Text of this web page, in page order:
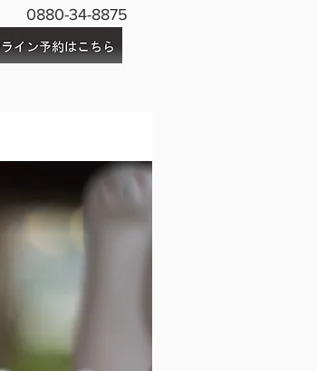
0880-34-8875